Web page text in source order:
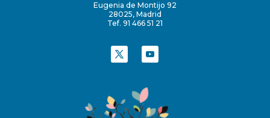
Eugenia de Montijo 92
28025, Madrid
Tef. 91 466 51 21